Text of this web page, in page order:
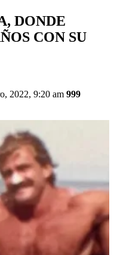
DONDE
CON SU
2022, 9:20 am 999